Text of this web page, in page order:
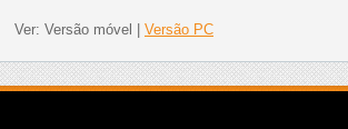
Ver: Versão móvel Versão PC